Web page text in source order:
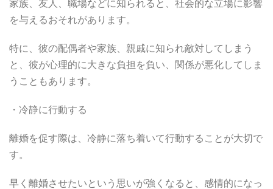
家族、友人、職場などに知られると、社会的な立場に影響
を与えるおそれがあります。
特に、彼の配偶者や家族、親戚に知られ敵対してしまう
と、彼が心理的に大きな負担を負い、関係が悪化してしま
うこともあります。
・冷静に行動する
離婚を促す際は、冷静に落ち着いて行動することが大切で
す。
早く離婚させたいという思いが強くなると、感情的になっ